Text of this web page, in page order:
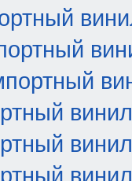
винил
винил
винил